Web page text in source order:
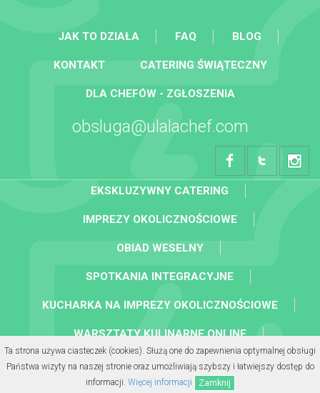
JAK TO DZIAŁA FAQ BLOG
KONTAKT CATERING ŚWIĄTECZNY
DLA CHEFÓW - ZGŁOSZENIA
obsluga@ulalachef.com
EKSKLUZYWNY CATERING
IMPREZY OKOLICZNOŚCIOWE
OBIAD WESELNY
SPOTKANIA INTEGRACYJNE
KUCHARKA NA IMPREZY OKOLICZNOŚCIOWE
WARSZTATY KULINARNE ONLINE
KOLACJA BIZNESOWA
Ta strona używa ciasteczek (cookies). Służą one do zapewnienia optymalnej obsługi
Państwa wizyty na naszej stronie oraz umożliwiają szybszy i łatwiejszy dostęp do
informacji. Więcej informacji Zamknij